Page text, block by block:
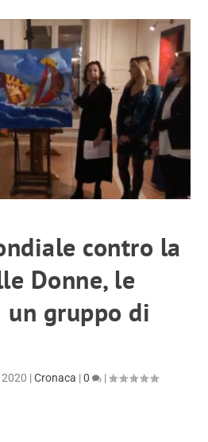
contro la
Donne, le
gruppo di
2020 |Cronaca |0 |